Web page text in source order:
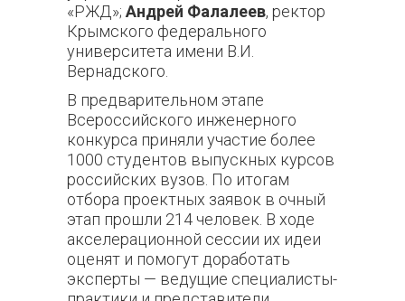
«РЖД»; Андрей Фалалеев, ректор
Крымского федерального
университета имени В.И.
Вернадского.
В предварительном этапе
Всероссийского инженерного
конкурса приняли участие более
1000 студентов выпускных курсов
российских вузов. По итогам
отбора проектных заявок в очный
этап прошли 214 человек. В ходе
акселерационной сессии их идеи
оценят и помогут доработать
эксперты — ведущие специалисты-